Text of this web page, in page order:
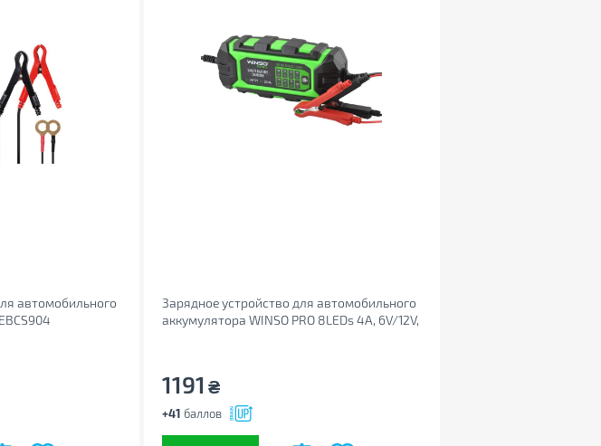
автомобильного
Зарядное устройство для автомобильного
аккумулятора WINSO PRO 8LEDs 4A, 6V/12V,
1191 ₴
+41 баллов